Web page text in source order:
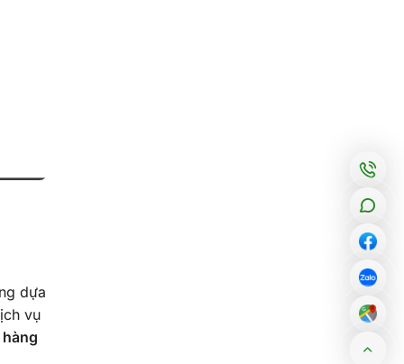
dựa
vụ